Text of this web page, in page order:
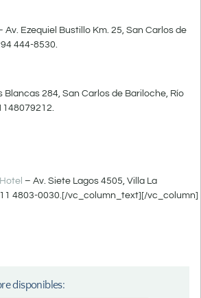
Av. Ezequiel Bustillo Km. 25, San Carlos de
444-8530.
Blancas 284, San Carlos de Bariloche, Río
– Av. Siete Lagos 4505, Villa La
4803-0030.[/vc_column_text][/vc_column]
disponibles: